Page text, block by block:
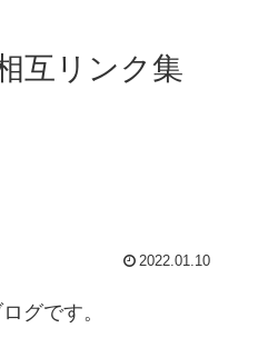
互リンク集
2022.01.10
グです。